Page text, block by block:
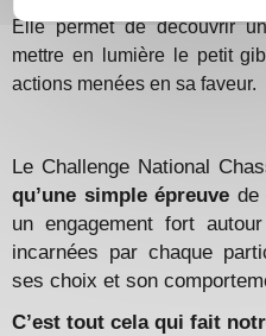
Elle permet de découvrir
mettre en lumière le petit
actions menées en sa faveur.
Le Challenge National
qu’une simple épreuve de
un engagement fort
incarnées par chaque
ses choix et son
C’est tout cela qui fait